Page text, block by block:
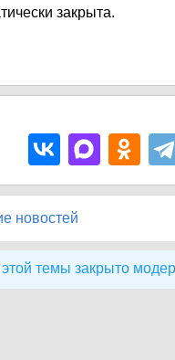
закрыта.
новостей
темы закрыто